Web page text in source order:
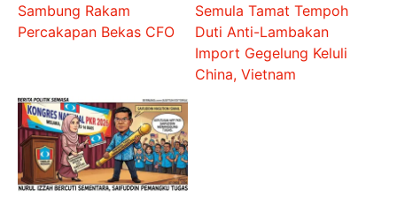
Sambung Rakam
Percakapan Bekas CFO
Semula Tamat Tempoh
Duti Anti-Lambakan
Import Gegelung Keluli
China, Vietnam